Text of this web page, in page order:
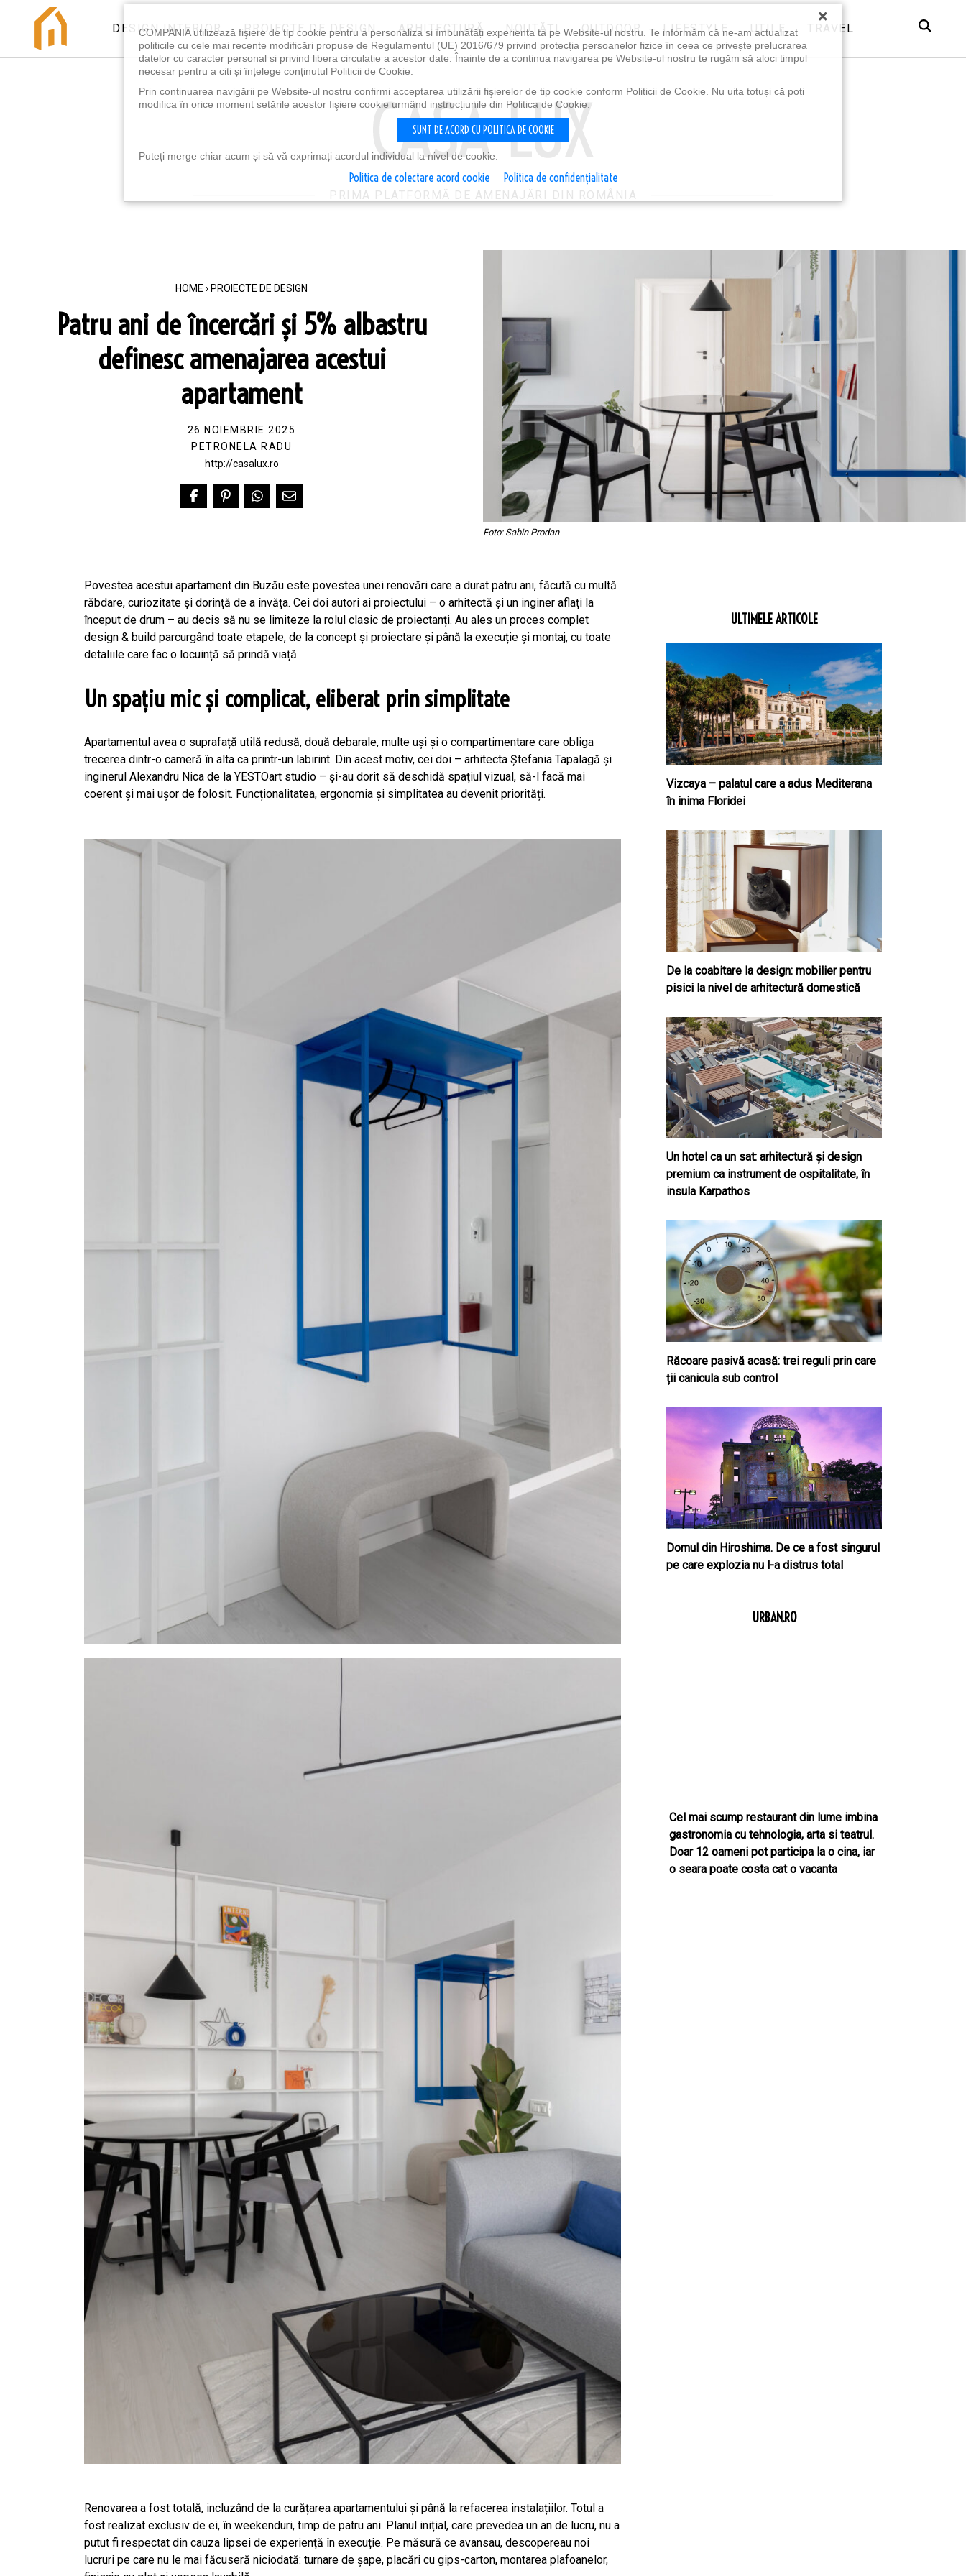
DESIGN INTERIOR PROIECTE DE DESIGN ARHITECTURĂ NOUTĂȚI OUTDOOR LIFESTYLE UTILE TRAVEL
PRIMA PLATFORMĂ DE AMENAJĂRI DIN ROMÂNIA
HOME › PROIECTE DE DESIGN
Patru ani de încercări și 5% albastru
definesc amenajarea acestui
apartament
26 NOIEMBRIE 2025
PETRONELA RADU
http://casalux.ro
Foto: Sabin Prodan
Povestea acestui apartament din Buzău este povestea unei renovări care a durat patru ani, făcută cu multă
răbdare, curiozitate și dorință de a învăța. Cei doi autori ai proiectului – o arhitectă și un inginer aflați la
început de drum – au decis să nu se limiteze la rolul clasic de proiectanți. Au ales un proces complet
design & build parcurgând toate etapele, de la concept și proiectare și până la execuție și montaj, cu toate
detaliile care fac o locuință să prindă viață.
Un spațiu mic și complicat, eliberat prin simplitate
Apartamentul avea o suprafață utilă redusă, două debarale, multe uși și o compartimentare care obliga
trecerea dintr-o cameră în alta ca printr-un labirint. Din acest motiv, cei doi – arhitecta Ștefania Tapalagă și
inginerul Alexandru Nica de la YESTOart studio – și-au dorit să deschidă spațiul vizual, să-l facă mai
coerent și mai ușor de folosit. Funcționalitatea, ergonomia și simplitatea au devenit priorități.
Renovarea a fost totală, incluzând de la curățarea apartamentului și până la refacerea instalațiilor. Totul a
fost realizat exclusiv de ei, în weekenduri, timp de patru ani. Planul inițial, care prevedea un an de lucru, nu a
putut fi respectat din cauza lipsei de experiență în execuție. Pe măsură ce avansau, descopereau noi
lucruri pe care nu le mai făcuseră niciodată: turnare de șape, placări cu gips-carton, montarea plafoanelor,
ULTIMELE ARTICOLE
Vizcaya – palatul care a adus Mediterana
în inima Floridei
De la coabitare la design: mobilier pentru
pisici la nivel de arhitectură domestică
Un hotel ca un sat: arhitectură și design
premium ca instrument de ospitalitate, în
insula Karpathos
Răcoare pasivă acasă: trei reguli prin care
ții canicula sub control
Domul din Hiroshima. De ce a fost singurul
pe care explozia nu l-a distrus total
URBAN.RO
Cel mai scump restaurant din lume imbina
gastronomia cu tehnologia, arta si teatrul.
Doar 12 oameni pot participa la o cina, iar
o seara poate costa cat o vacanta
×
COMPANIA utilizează fişiere de tip cookie pentru a personaliza și îmbunătăți experiența ta pe Website-ul nostru. Te informăm că ne-am actualizat
politicile cu cele mai recente modificări propuse de Regulamentul (UE) 2016/679 privind protecția persoanelor fizice în ceea ce privește prelucrarea
datelor cu caracter personal și privind libera circulație a acestor date. Înainte de a continua navigarea pe Website-ul nostru te rugăm să aloci timpul
necesar pentru a citi și înțelege conținutul Politicii de Cookie.
Prin continuarea navigării pe Website-ul nostru confirmi acceptarea utilizării fişierelor de tip cookie conform Politicii de Cookie. Nu uita totuși că poți
modifica în orice moment setările acestor fişiere cookie urmând instrucțiunile din Politica de Cookie.
SUNT DE ACORD CU POLITICA DE COOKIE
Puteți merge chiar acum și să vă exprimați acordul individual la nivel de cookie:
Politica de colectare acord cookie Politica de confidențialitate